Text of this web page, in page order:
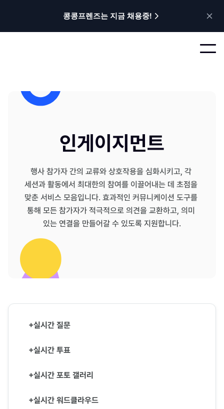
콩콩프렌즈는 지금 채용중!
인게이지먼트
행사 참가자 간의 교류와 상호작용을 심화시키고, 각
세션과 활동에서 최대한의 참여를 이끌어내는 데 초점을
맞춘 서비스 모음입니다. 효과적인 커뮤니케이션 도구를
통해 모든 참가자가 적극적으로 의견을 교환하고, 의미
있는 연결을 만들어갈 수 있도록 지원합니다.
+실시간 질문
+실시간 투표
+실시간 포토 갤러리
+실시간 워드클라우드